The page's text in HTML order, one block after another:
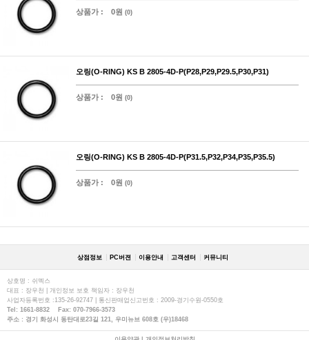
상품가 : 0원 (0)
오링(O-RING) KS B 2805-4D-P(P28,P29,P29.5,P30,P31)
상품가 : 0원 (0)
오링(O-RING) KS B 2805-4D-P(P31.5,P32,P34,P35,P35.5)
상품가 : 0원 (0)
상점정보 PC버젼 이용안내 고객센터 커뮤니티
상호명 : 쉬멕스
대표 : 장우천 | 개인정보 보호 책임자 : 장우천
사업자등록번호 :135-26-92747 | 통신판매업신고번호 : 2009-경기수원-0550호
Tel: 1661-8832 Fax: 070-7966-3573
주소 : 경기 화성시 동탄대로23길 121, 우미뉴브 608호 (우)18468